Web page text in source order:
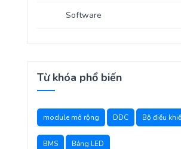
Software
Từ khóa phổ biến
module mở rộng DDC Bộ điều
BMS Bảng LED